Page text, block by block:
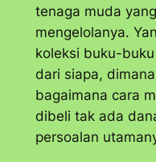
tenaga muda
mengelolanya.
koleksi buku-
dari siapa,
bagaimana cara
dibeli tak ada
persoalan